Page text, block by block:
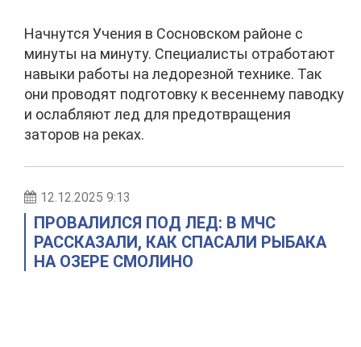
Начнутся Учения в Сосновском районе с
минуты на минуту. Специалисты отработают
навыки работы на ледорезной технике. Так
они проводят подготовку к весеннему паводку
и ослабляют лед для предотвращения
заторов на реках.
12.12.2025 9:13
ПРОВАЛИЛСЯ ПОД ЛЕД: В МЧС
РАССКАЗАЛИ, КАК СПАСАЛИ РЫБАКА
НА ОЗЕРЕ СМОЛИНО